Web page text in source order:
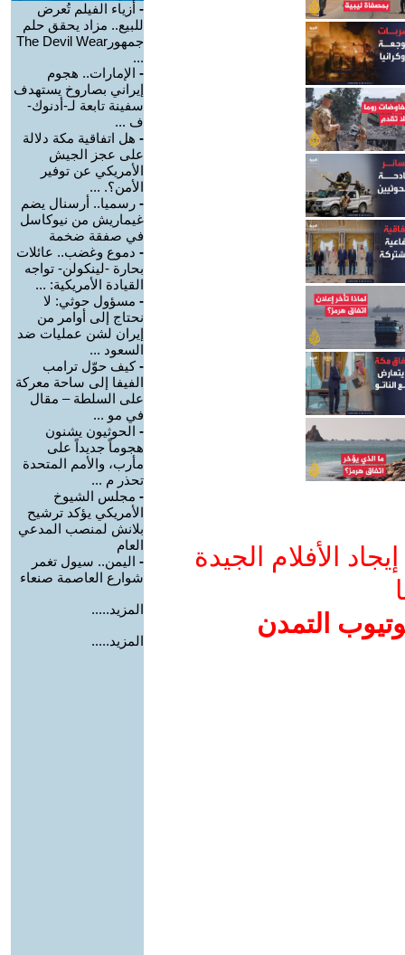
الأفلام الجيدة
التمدن
- أزياء الفيلم تُعرض
للبيع.. مزاد يحقق حلم
جمهورThe Devil Wear
...
- الإمارات.. هجوم
إيراني بصاروخ يستهدف
سفينة تابعة لـ-أدنوك-
ف ...
- هل اتفاقية مكة دلالة
على عجز الجيش
الأمريكي عن توفير
الأمن؟. ...
- رسميا.. أرسنال يضم
غيماريش من نيوكاسل
في صفقة ضخمة
- دموع وغضب.. عائلات
بحارة -لينكولن- تواجه
القيادة الأمريكية: ...
- مسؤول حوثي: لا
نحتاج إلى أوامر من
إيران لشن عمليات ضد
السعود ...
-كيف حوّل ترامب
الفيفا إلى ساحة معركة
على السلطة – مقال
في مو ...
- الحوثيون يشنون
هجوماً جديداً على
مأرب، والأمم المتحدة
تحذر م ...
- مجلس الشيوخ
الأمريكي يؤكد ترشيح
بلانش لمنصب المدعي
العام
- اليمن.. سيول تغمر
شوارع العاصمة صنعاء
المزيد.....
المزيد.....